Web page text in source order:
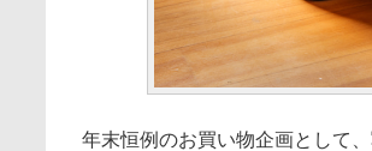
年末恒例のお買い物企画として